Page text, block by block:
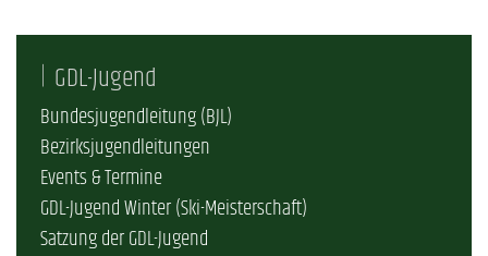
GDL-Jugend
Bundesjugendleitung (BJL)
Bezirksjugendleitungen
Events & Termine
GDL-Jugend Winter (Ski-Meisterschaft)
Satzung der GDL-Jugend